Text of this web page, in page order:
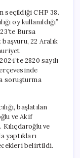
seçildiği CHP 38.
oy kullanıldığı”
Bursa
başvuru, 22 Aralık
2820 sayılı
soruşturma
başlatılan
ve Akif
ve
yaptıkları
belirtildi.